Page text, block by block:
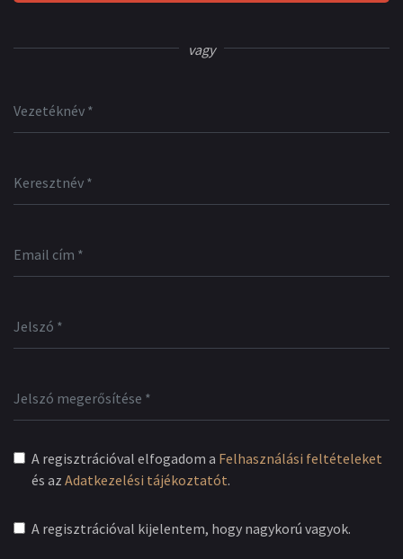
vagy
A regisztrációval elfogadom a Felhasználási feltételeket
és az Adatkezelési tájékoztatót.
A regisztrációval kijelentem, hogy nagykorú vagyok.